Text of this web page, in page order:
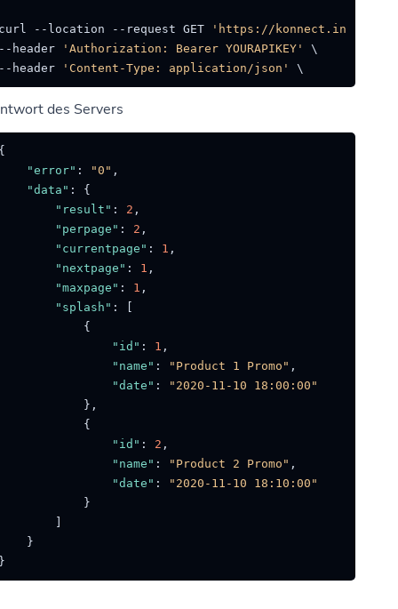
curl --location --request GET
'https://konnect.ing/api/
--header
'Authorization: Bearer YOURAPIKEY'
\
--header
'Content-Type: application/json'
des Servers
{
"error" : "0" ,
"data" :
{
"result" : 2 ,
"perpage" : 2 ,
"currentpage" : 1 ,
"nextpage" : 1 ,
"maxpage" : 1 ,
"splash" :
[
{
"id" : 1 ,
"name" : "Product 1 Promo" ,
"date" :
"2020-11-10 18:00:00"
} ,
{
"id" : 2 ,
"name" : "Product 2 Promo" ,
"date" :
"2020-11-10 18:10:00"
}
]
}
}